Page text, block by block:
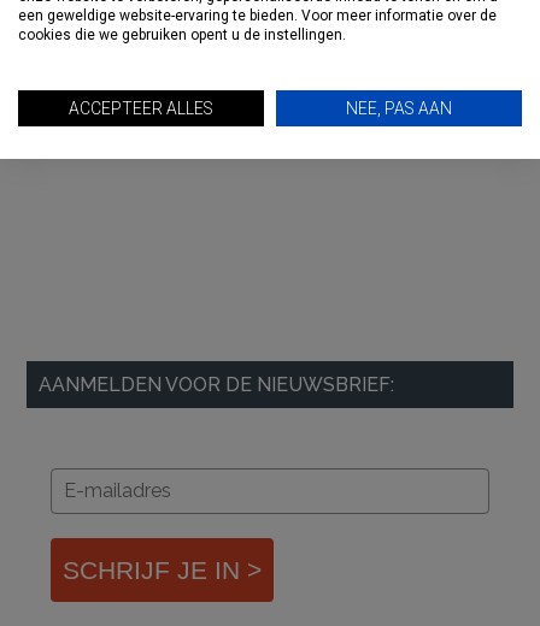
AANMELDEN VOOR DE NIEUWSBRIEF:
SCHRIJF JE IN >
een geweldige website-ervaring te bieden. Voor meer informatie over de
cookies die we gebruiken opent u de instellingen.
ACCEPTEER ALLES NEE, PAS AAN